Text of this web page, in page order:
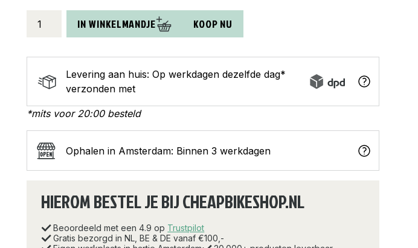
aantal
IN WINKELMANDJE KOOP NU
Levering aan huis: Op werkdagen dezelfde dag*
verzonden met
*mits voor 20:00 besteld
Ophalen in Amsterdam: Binnen 3 werkdagen
HIEROM BESTEL JE BIJ CHEAPBIKESHOP.NL
Beoordeeld met een 4.9 op Trustpilot
Gratis bezorgd in NL, BE & DE vanaf €100,-